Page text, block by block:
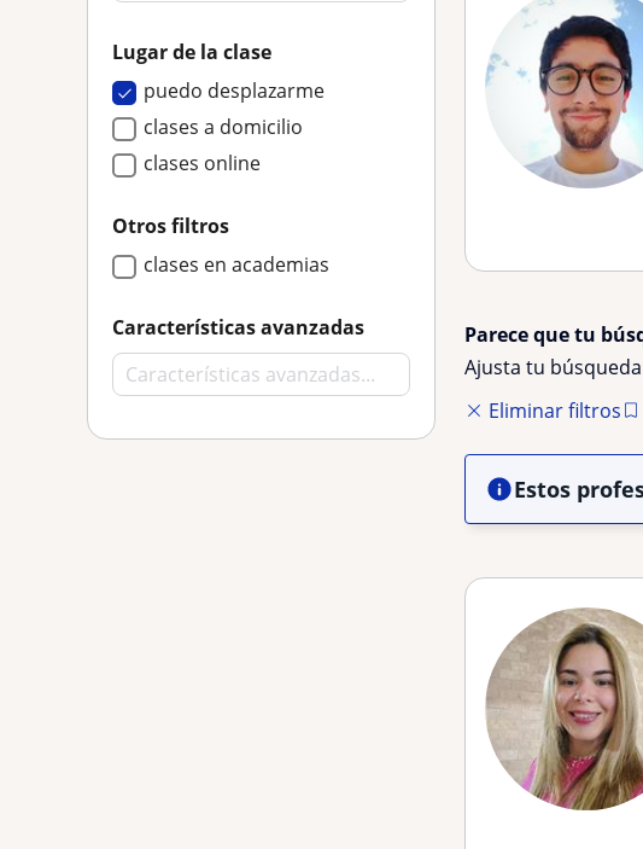
Lugar de la clase
puedo desplazarme
clases a domicilio
clases online
Otros filtros
clases en academias
Características avanzadas
Parece que tu
Ajusta tu
Eliminar filtros
Estos